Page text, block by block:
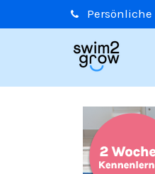
Persönliche